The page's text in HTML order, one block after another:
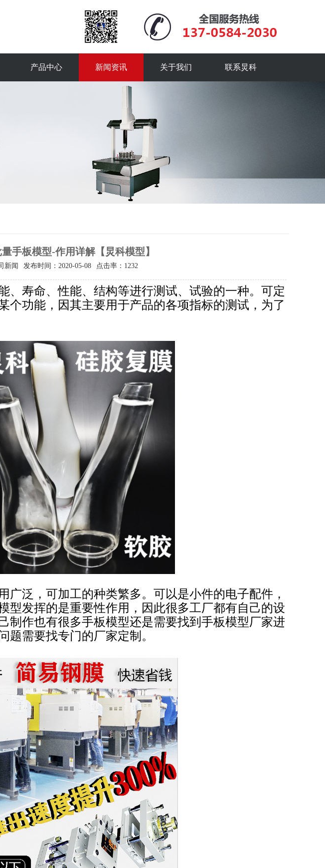
产品中心 新闻资讯 关于我们 联系炅科
手板模型-作用详解【炅科模型】
新闻 发布时间：2020-05-08 点击率： 1232
、寿命、性能、结构等进行测试、试验的一种。可定
个功能，因其主要用于产品的各项指标的测试，为了
广泛，可加工的种类繁多。可以是小件的电子配件，
型发挥的是重要性作用，因此很多工厂都有自己的设
制作也有很多手板模型还是需要找到手板模型厂家进
题需要找专门的厂家定制。